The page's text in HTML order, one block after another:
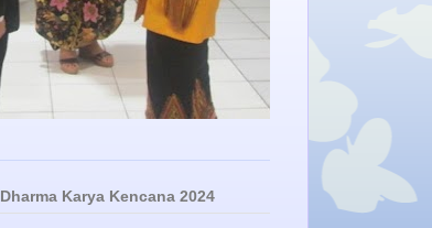
Dharma Karya Kencana 2024